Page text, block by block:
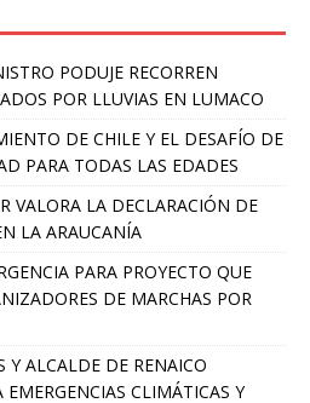
PODUJE RECORREN
POR LLUVIAS EN LUMACO
DE CHILE Y EL DESAFÍO DE
PARA TODAS LAS EDADES
VALORA LA DECLARACIÓN DE
LA ARAUCANÍA
PARA PROYECTO QUE
DE MARCHAS POR
Y ALCALDE DE RENAICO
CLIMÁTICAS Y